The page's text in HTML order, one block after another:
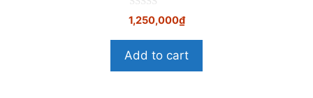
0
n
à
5
1,250,000₫
Add to cart